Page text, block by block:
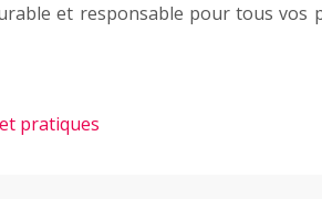
et responsable pour tous vos
pratiques